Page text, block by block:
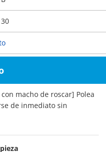
30
macho de roscar] Polea
de inmediato sin